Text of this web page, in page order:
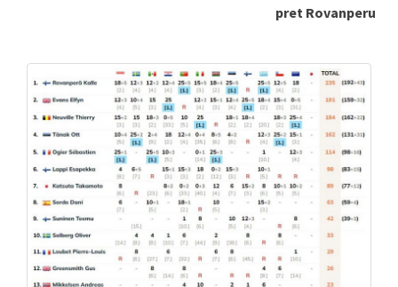
pret Rovanperu